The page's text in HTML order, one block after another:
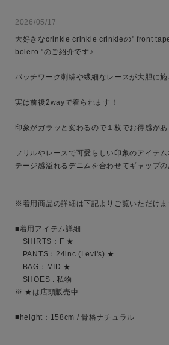
キーワード
性別
MENS
2026/05/17
大好きなcrinkle crinkle crinkleの" front
bolero "のご紹介です♪
パッチワーク刺繍や繊細なレースが大胆に施
実は前後2wayで着られます！
印象がガラッと変わるので１枚でお得感が
フリルやレースで可愛らしい印象のアイテ
テージ感溢れるデニムを合わせてギャップの
※着用商品の詳細は下記よりご覧いただけま
■着用アイテム詳細
SHIRTS：F ★
PANTS：24inc (Levi's) ★
BAG：MID ★
SHOES : 私物
※ ★は店頭販売中
■height：158cm / 骨格ナチュラル